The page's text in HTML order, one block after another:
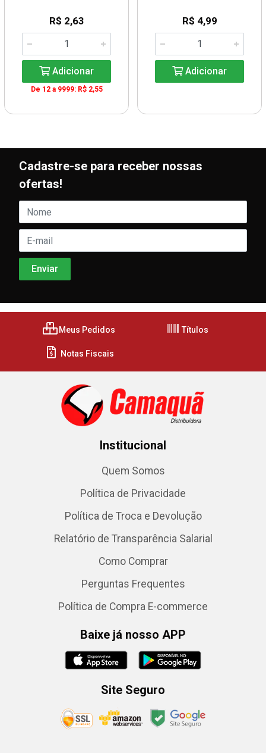
R$ 2,63
Adicionar
De 12 a 9999: R$ 2,55
R$ 4,99
Adicionar
Cadastre-se para receber nossas
ofertas!
Meus Pedidos Títulos
Notas Fiscais
Institucional
Quem Somos
Política de Privacidade
Política de Troca e Devolução
Relatório de Transparência Salarial
Como Comprar
Perguntas Frequentes
Política de Compra E-commerce
Baixe já nosso APP
Site Seguro